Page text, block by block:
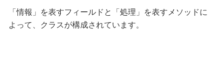
「情報」を表すフィールドと「処理」を表すメソッドに
よって、クラスが構成されています。